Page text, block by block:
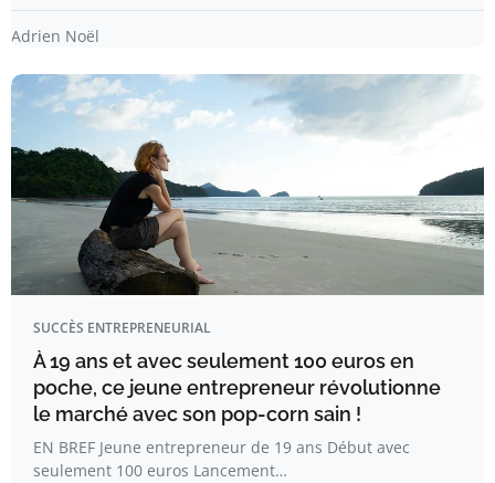
Adrien Noël
SUCCÈS ENTREPRENEURIAL
À 19 ans et avec seulement 100 euros en
poche, ce jeune entrepreneur révolutionne
le marché avec son pop-corn sain !
EN BREF Jeune entrepreneur de 19 ans Début avec
seulement 100 euros Lancement…